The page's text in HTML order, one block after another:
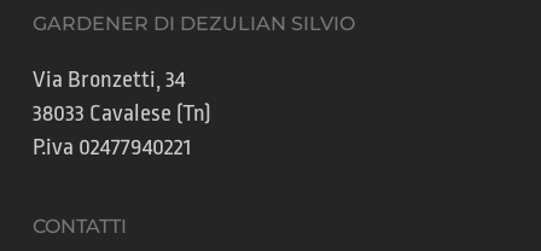
GARDENER DI DEZULIAN SILVIO
Via Bronzetti, 34
38033 Cavalese (Tn)
P.iva 02477940221
CONTATTI